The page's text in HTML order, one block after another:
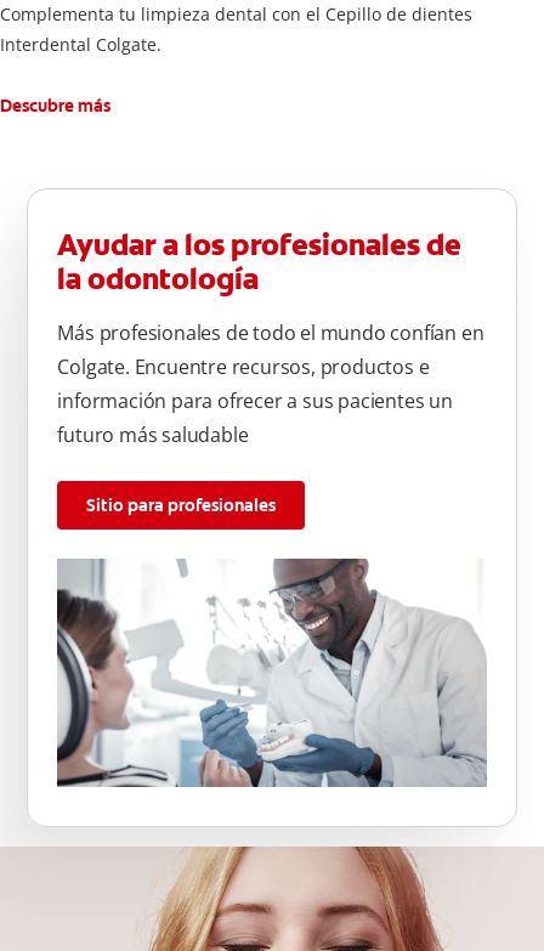
Complementa tu limpieza dental con el Cepillo de dientes
Interdental Colgate.
Descubre más
Ayudar a los profesionales de
la odontología
Más profesionales de todo el mundo confían en
Colgate. Encuentre recursos, productos e
información para ofrecer a sus pacientes un
futuro más saludable
Sitio para profesionales